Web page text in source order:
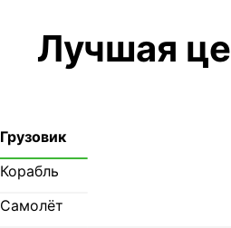
Лучшая
Грузовик
Корабль
Самолёт